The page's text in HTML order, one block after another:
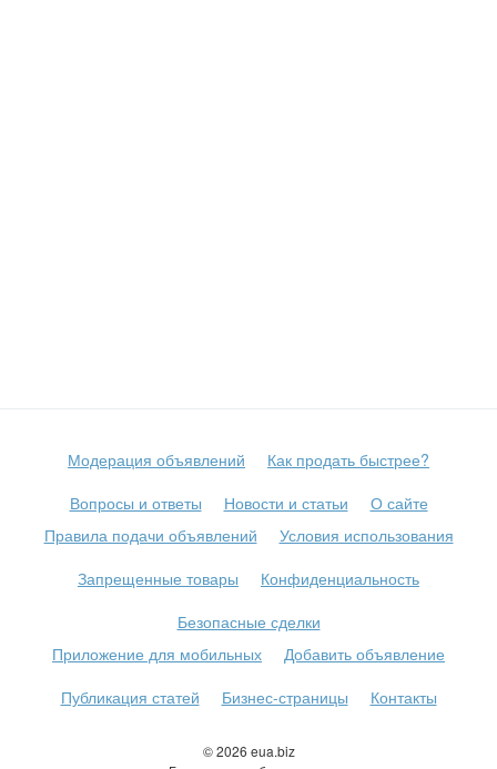
© 2026 eua.biz
Модерация объявлений
Как продать быстрее?
Вопросы и ответы
Новости и статьи
О сайте
Правила подачи объявлений
Условия использования
Запрещенные товары
Конфиденциальность
Безопасные сделки
Приложение для мобильных
Добавить объявление
Публикация статей
Бизнес-страницы Контакты